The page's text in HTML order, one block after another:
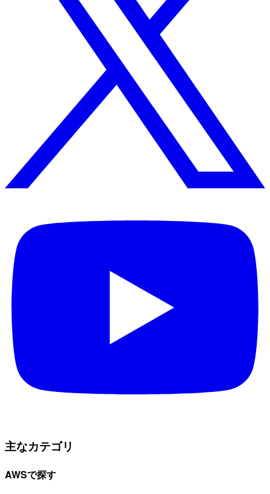
主なカテゴリ
AWSで探す